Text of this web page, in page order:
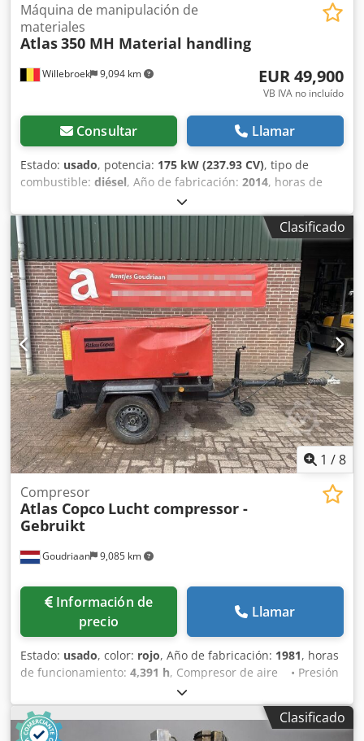
Willebroek 9,094 km
Máquina de manipulación de
materiales
Atlas350 MH Material handling
EUR 49,900
VB IVA no incluído
Consultar Llamar
Estado: usado, potencia: 175 kW (237.93 CV), tipo de
combustible: diésel, Año de fabricación: 2014, horas de
, Atlas 350 MH – Brazo largo – con
función de pinza, rotación e imán – Cabina hidráulica – 4
soportes – Peso total 33.500 kg – 11.094 horas de
funcionamiento – = Más información = Año de fabricación:
2014 Modelo: 2014 Uso previsto: Construcción Tracción:
Sobre ruedas Peso máximo autorizado: 33.500 kg Marcado
CE: sí Número de referencia: 51 = Información de la
empresa = Dcedoyuix Ropfx Aamsk Nuestra ubicación se
encuentra entre Amberes y Bruselas, a lo largo de la
autopista A12, cerca del puerto de Amberes. Horario de
atención: de lunes a viernes, ininterrumpidamente, de
8:30 a 19:00.
Clasificado
1 /8
Goudriaan 9,085 km
Compresor
Atlas Copco Lucht compressor -
Gebruikt
Información de
precio
Llamar
Estado: usado, color: rojo, Año de fabricación: 1981, horas
de funcionamiento: 4,391 h, Compresor de aire • Presión
de trabajo: 11 bar • 4391 horas Dodpfxox S Nxas Aamjck
• Iluminación vial • Totalmente funcional Estado: Usado
Año de fabricación: 1981
Clasificado